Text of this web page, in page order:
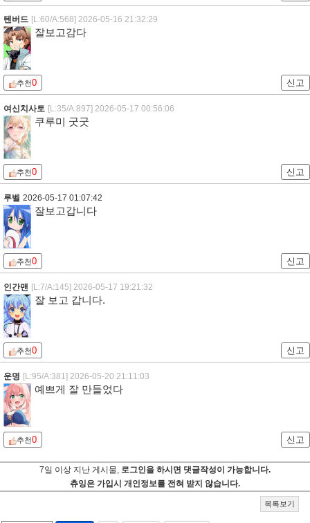
텐버드 [L:60/A:568] 2026-05-16 21:32:29
잘보고감다
추천0 신고
여신치사토 [L:35/A:897] 2026-05-17 00:56:06
쿠루미 굿굿
추천0 신고
루벨 2026-05-17 01:07:42
잘보고갑니다
추천0 신고
인간맨 [L:7/A:145] 2026-05-17 19:21:32
잘 보고 갑니다.
추천0 신고
운명 [L:95/A:381] 2026-05-20 21:11:03
예쁘게 잘 만들었다
추천0 신고
7일 이상 지난 게시물, 로그인을 하시면 댓글작성이 가능합니다.
츄잉은 가입시 개인정보를 전혀 받지 않습니다.
목록보기